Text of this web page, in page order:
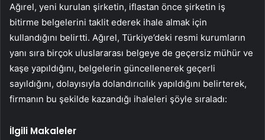
Ağırel, yeni kurulan şirketin, iflastan önce şirketin iş
bitirme belgelerini taklit ederek ihale almak için
kullandığını belirtti. Ağırel, Türkiye’deki resmi kurumların
yanı sıra birçok uluslararası belgeye de geçersiz mühür ve
kaşe yapıldığını, belgelerin güncellenerek geçerli
sayıldığını, dolayısıyla dolandırıcılık yapıldığını belirterek,
firmanın bu şekilde kazandığı ihaleleri şöyle sıraladı:
İlgili Makaleler